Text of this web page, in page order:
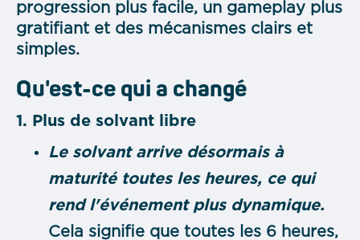
progression plus facile, un gameplay plus
gratifiant et des mécanismes clairs et
simples.
Qu'est-ce qui a changé
1. Plus de solvant libre
Le solvant arrive désormais à
maturité toutes les heures, ce qui
rend l'événement plus dynamique.
Cela signifie que toutes les 6 heures,